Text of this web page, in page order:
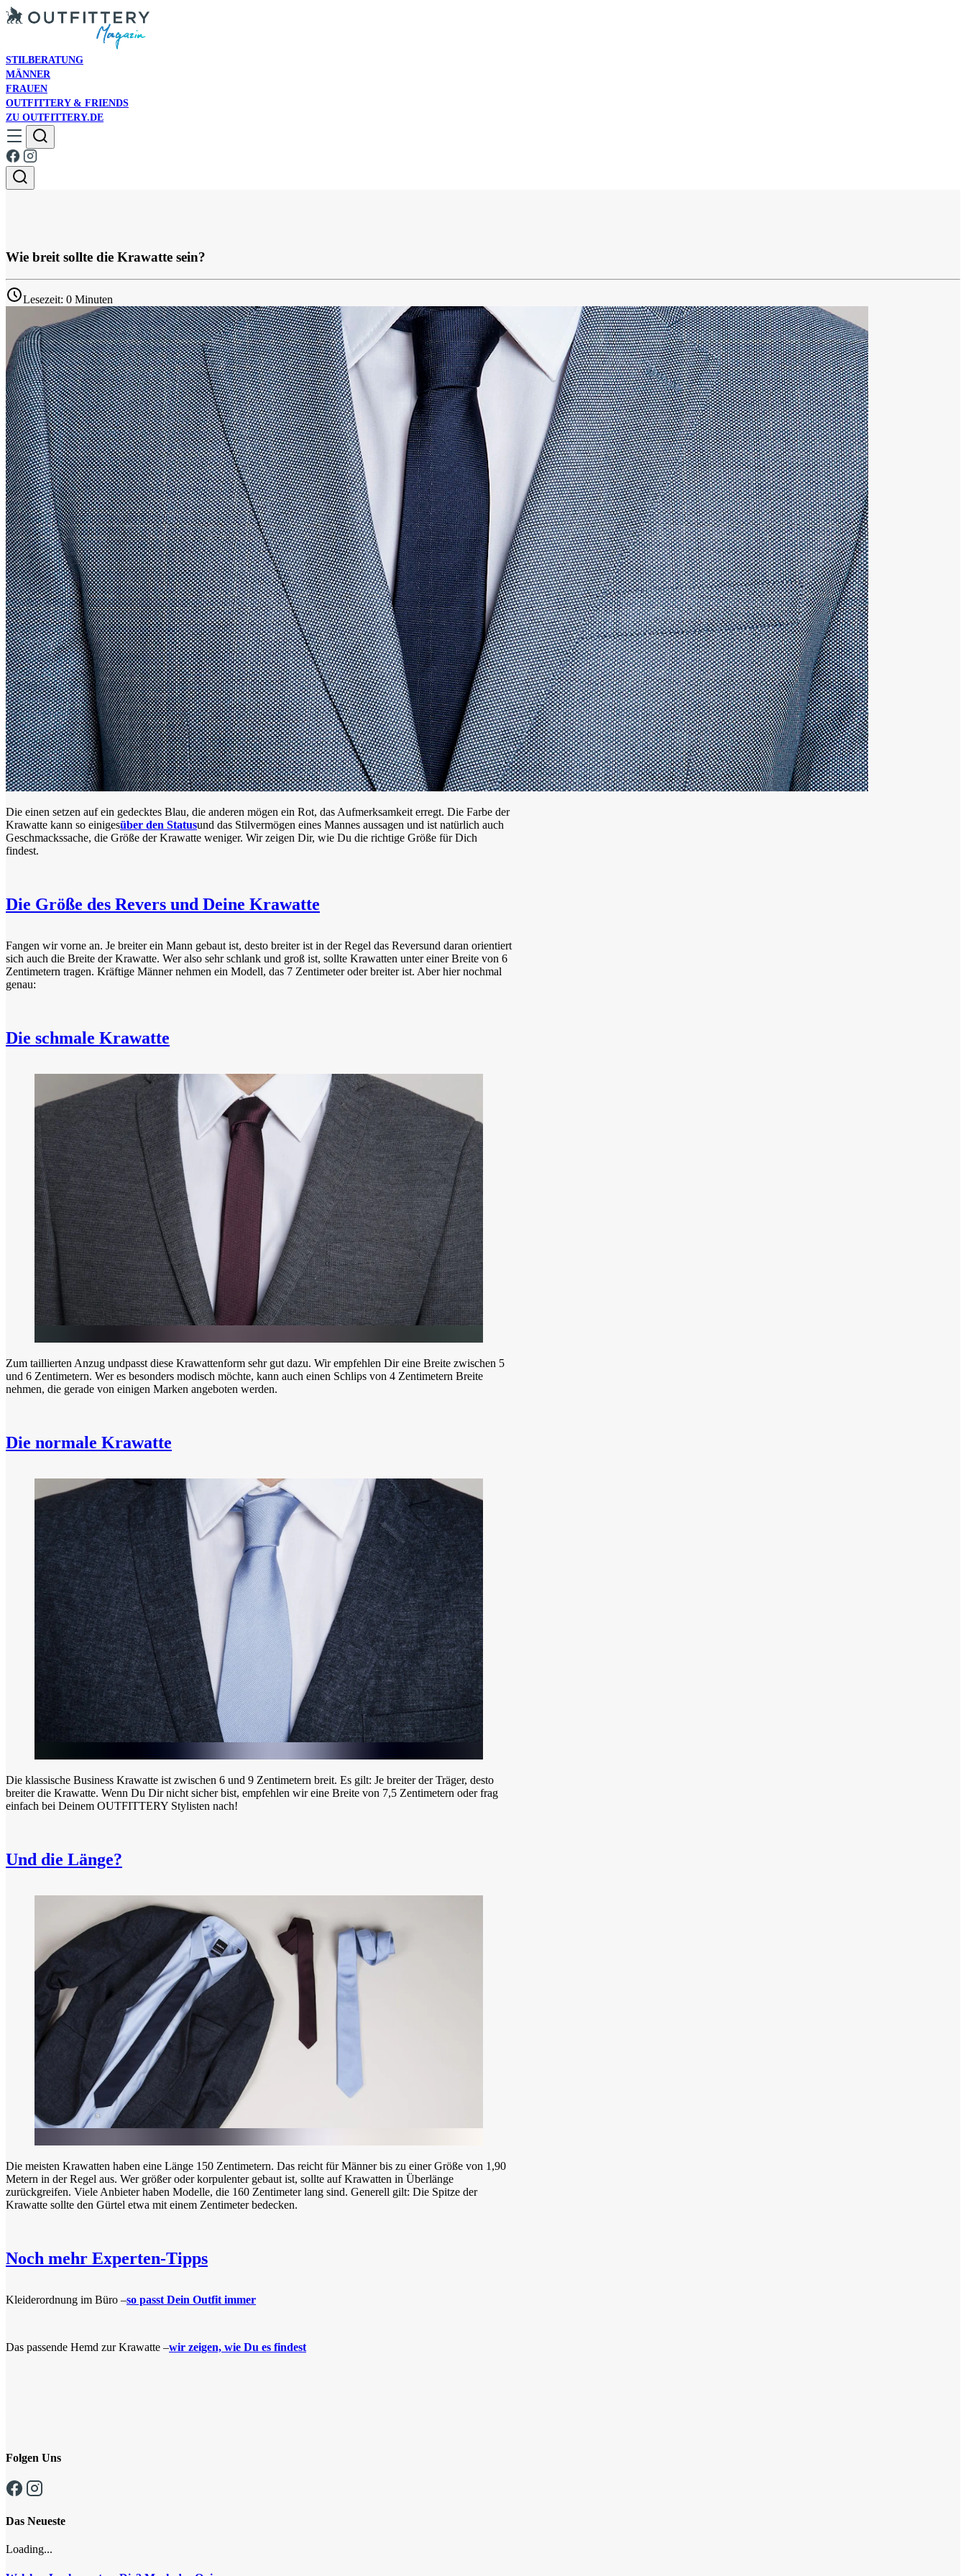
STILBERATUNG
MÄNNER
FRAUEN
OUTFITTERY & FRIENDS
ZU OUTFITTERY.DE
Wie breit sollte die Krawatte sein?
Lesezeit: 0 Minuten
Die einen setzen auf ein gedecktes Blau, die anderen mögen ein Rot, das Aufmerksamkeit erregt. Die Farbe der
Krawatte kann so einigesüber den Statusund das Stilvermögen eines Mannes aussagen und ist natürlich auch
Geschmackssache, die Größe der Krawatte weniger. Wir zeigen Dir, wie Du die richtige Größe für Dich
findest.
Die Größe des Revers und Deine Krawatte
Fangen wir vorne an. Je breiter ein Mann gebaut ist, desto breiter ist in der Regel das Reversund daran orientiert
sich auch die Breite der Krawatte. Wer also sehr schlank und groß ist, sollte Krawatten unter einer Breite von 6
Zentimetern tragen. Kräftige Männer nehmen ein Modell, das 7 Zentimeter oder breiter ist. Aber hier nochmal
genau:
Die schmale Krawatte
Zum taillierten Anzug undpasst diese Krawattenform sehr gut dazu. Wir empfehlen Dir eine Breite zwischen 5
und 6 Zentimetern. Wer es besonders modisch möchte, kann auch einen Schlips von 4 Zentimetern Breite
nehmen, die gerade von einigen Marken angeboten werden.
Die normale Krawatte
Die klassische Business Krawatte ist zwischen 6 und 9 Zentimetern breit. Es gilt: Je breiter der Träger, desto
breiter die Krawatte. Wenn Du Dir nicht sicher bist, empfehlen wir eine Breite von 7,5 Zentimetern oder frag
einfach bei Deinem OUTFITTERY Stylisten nach!
Und die Länge?
Die meisten Krawatten haben eine Länge 150 Zentimetern. Das reicht für Männer bis zu einer Größe von 1,90
Metern in der Regel aus. Wer größer oder korpulenter gebaut ist, sollte auf Krawatten in Überlänge
zurückgreifen. Viele Anbieter haben Modelle, die 160 Zentimeter lang sind. Generell gilt: Die Spitze der
Krawatte sollte den Gürtel etwa mit einem Zentimeter bedecken.
Noch mehr Experten-Tipps
Kleiderordnung im Büro –so passt Dein Outfit immer
Das passende Hemd zur Krawatte –wir zeigen, wie Du es findest
Folgen Uns
Das Neueste
Loading...